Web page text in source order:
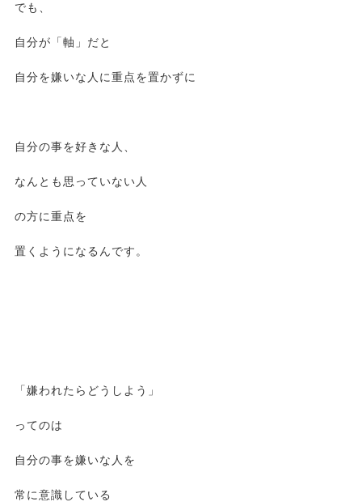
でも、
自分が「軸」だと
自分を嫌いな人に重点を置かずに
自分の事を好きな人、
なんとも思っていない人
の方に重点を
置くようになるんです。
「嫌われたらどうしよう」
ってのは
自分の事を嫌いな人を
常に意識している